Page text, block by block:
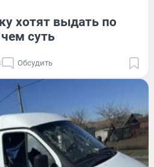
хотят выдать по
суть
Обсудить